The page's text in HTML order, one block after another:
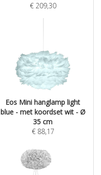
€ 209,30
Eos Mini hanglamp light
blue - met koordset wit - Ø
35 cm
€ 88,17